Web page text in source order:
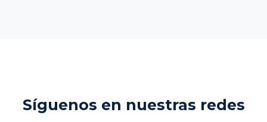
Síguenos en nuestras redes